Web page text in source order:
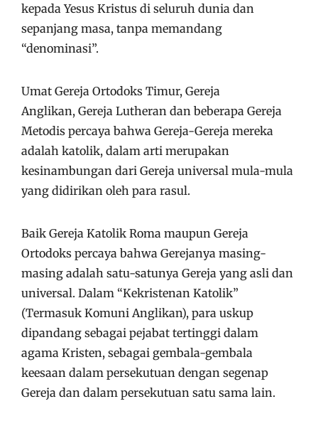
kepada Yesus Kristus di seluruh dunia dan
sepanjang masa, tanpa memandang
“denominasi”.
Umat Gereja Ortodoks Timur, Gereja
Anglikan, Gereja Lutheran dan beberapa Gereja
Metodis percaya bahwa Gereja-Gereja mereka
adalah katolik, dalam arti merupakan
kesinambungan dari Gereja universal mula-mula
yang didirikan oleh para rasul.
Baik Gereja Katolik Roma maupun Gereja
Ortodoks percaya bahwa Gerejanya masing-
masing adalah satu-satunya Gereja yang asli dan
universal. Dalam “Kekristenan Katolik”
(Termasuk Komuni Anglikan), para uskup
dipandang sebagai pejabat tertinggi dalam
agama Kristen, sebagai gembala-gembala
keesaan dalam persekutuan dengan segenap
Gereja dan dalam persekutuan satu sama lain.